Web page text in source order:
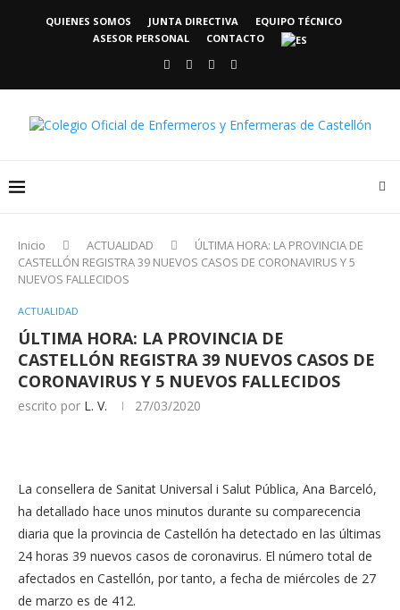
QUIENES SOMOS JUNTA DIRECTIVA
EQUIPO TÉCNICO
ASESOR PERSONAL
CONTACTO
Inicio ACTUALIDAD
ÚLTIMA HORA: LA PROVINCIA DE
CASTELLÓN REGISTRA 39 NUEVOS CASOS DE CORONAVIRUS Y 5
NUEVOS FALLECIDOS
ACTUALIDAD
ÚLTIMA HORA: LA PROVINCIA DE
CASTELLÓN REGISTRA 39 NUEVOS CASOS DE
CORONAVIRUS Y 5 NUEVOS FALLECIDOS
escrito por L. V. 27/03/2020
La consellera de Sanitat Universal i Salut Pública, Ana Barceló,
ha detallado hace unos minutos durante su comparecencia
diaria que la provincia de Castellón ha detectado en las últimas
24 horas 39 nuevos casos de coronavirus. El número total de
afectados en Castellón, por tanto, a fecha de miércoles de 27
de marzo es de 412.